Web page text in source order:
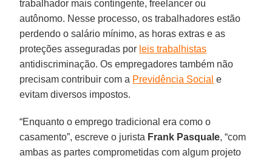
trabalhador mais contingente, freelancer ou
autônomo. Nesse processo, os trabalhadores estão
perdendo o salário mínimo, as horas extras e as
proteções asseguradas por leis trabalhistas
antidiscriminação. Os empregadores também não
precisam contribuir com a Previdência Social e
evitam diversos impostos.
“Enquanto o emprego tradicional era como o
casamento”, escreve o jurista Frank Pasquale, “com
ambas as partes comprometidas com algum projeto